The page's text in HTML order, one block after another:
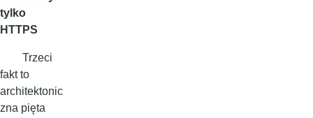
tylko
HTTPS
Trzeci
fakt to
architektonic
zna pięta